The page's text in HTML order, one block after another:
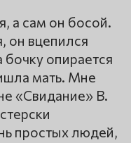
а сам он босой.
он вцепился
опирается
мать. Мне
«Свидание» В.
простых людей,